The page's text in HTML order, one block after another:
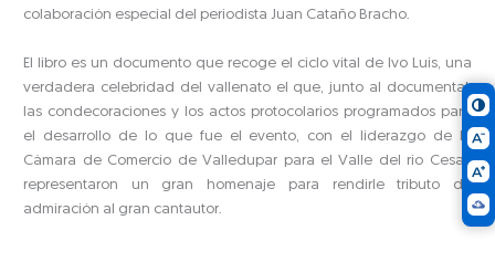
colaboración especial del periodista Juan Cataño Bracho.
El libro es un documento que recoge el ciclo vital de Ivo Luis, una
verdadera celebridad del vallenato el que, junto al documental,
las condecoraciones y los actos protocolarios programados para
el desarrollo de lo que fue el evento, con el liderazgo de la
Cámara de Comercio de Valledupar para el Valle del rio Cesar,
representaron un gran homenaje para rendirle tributo de
admiración al gran cantautor.